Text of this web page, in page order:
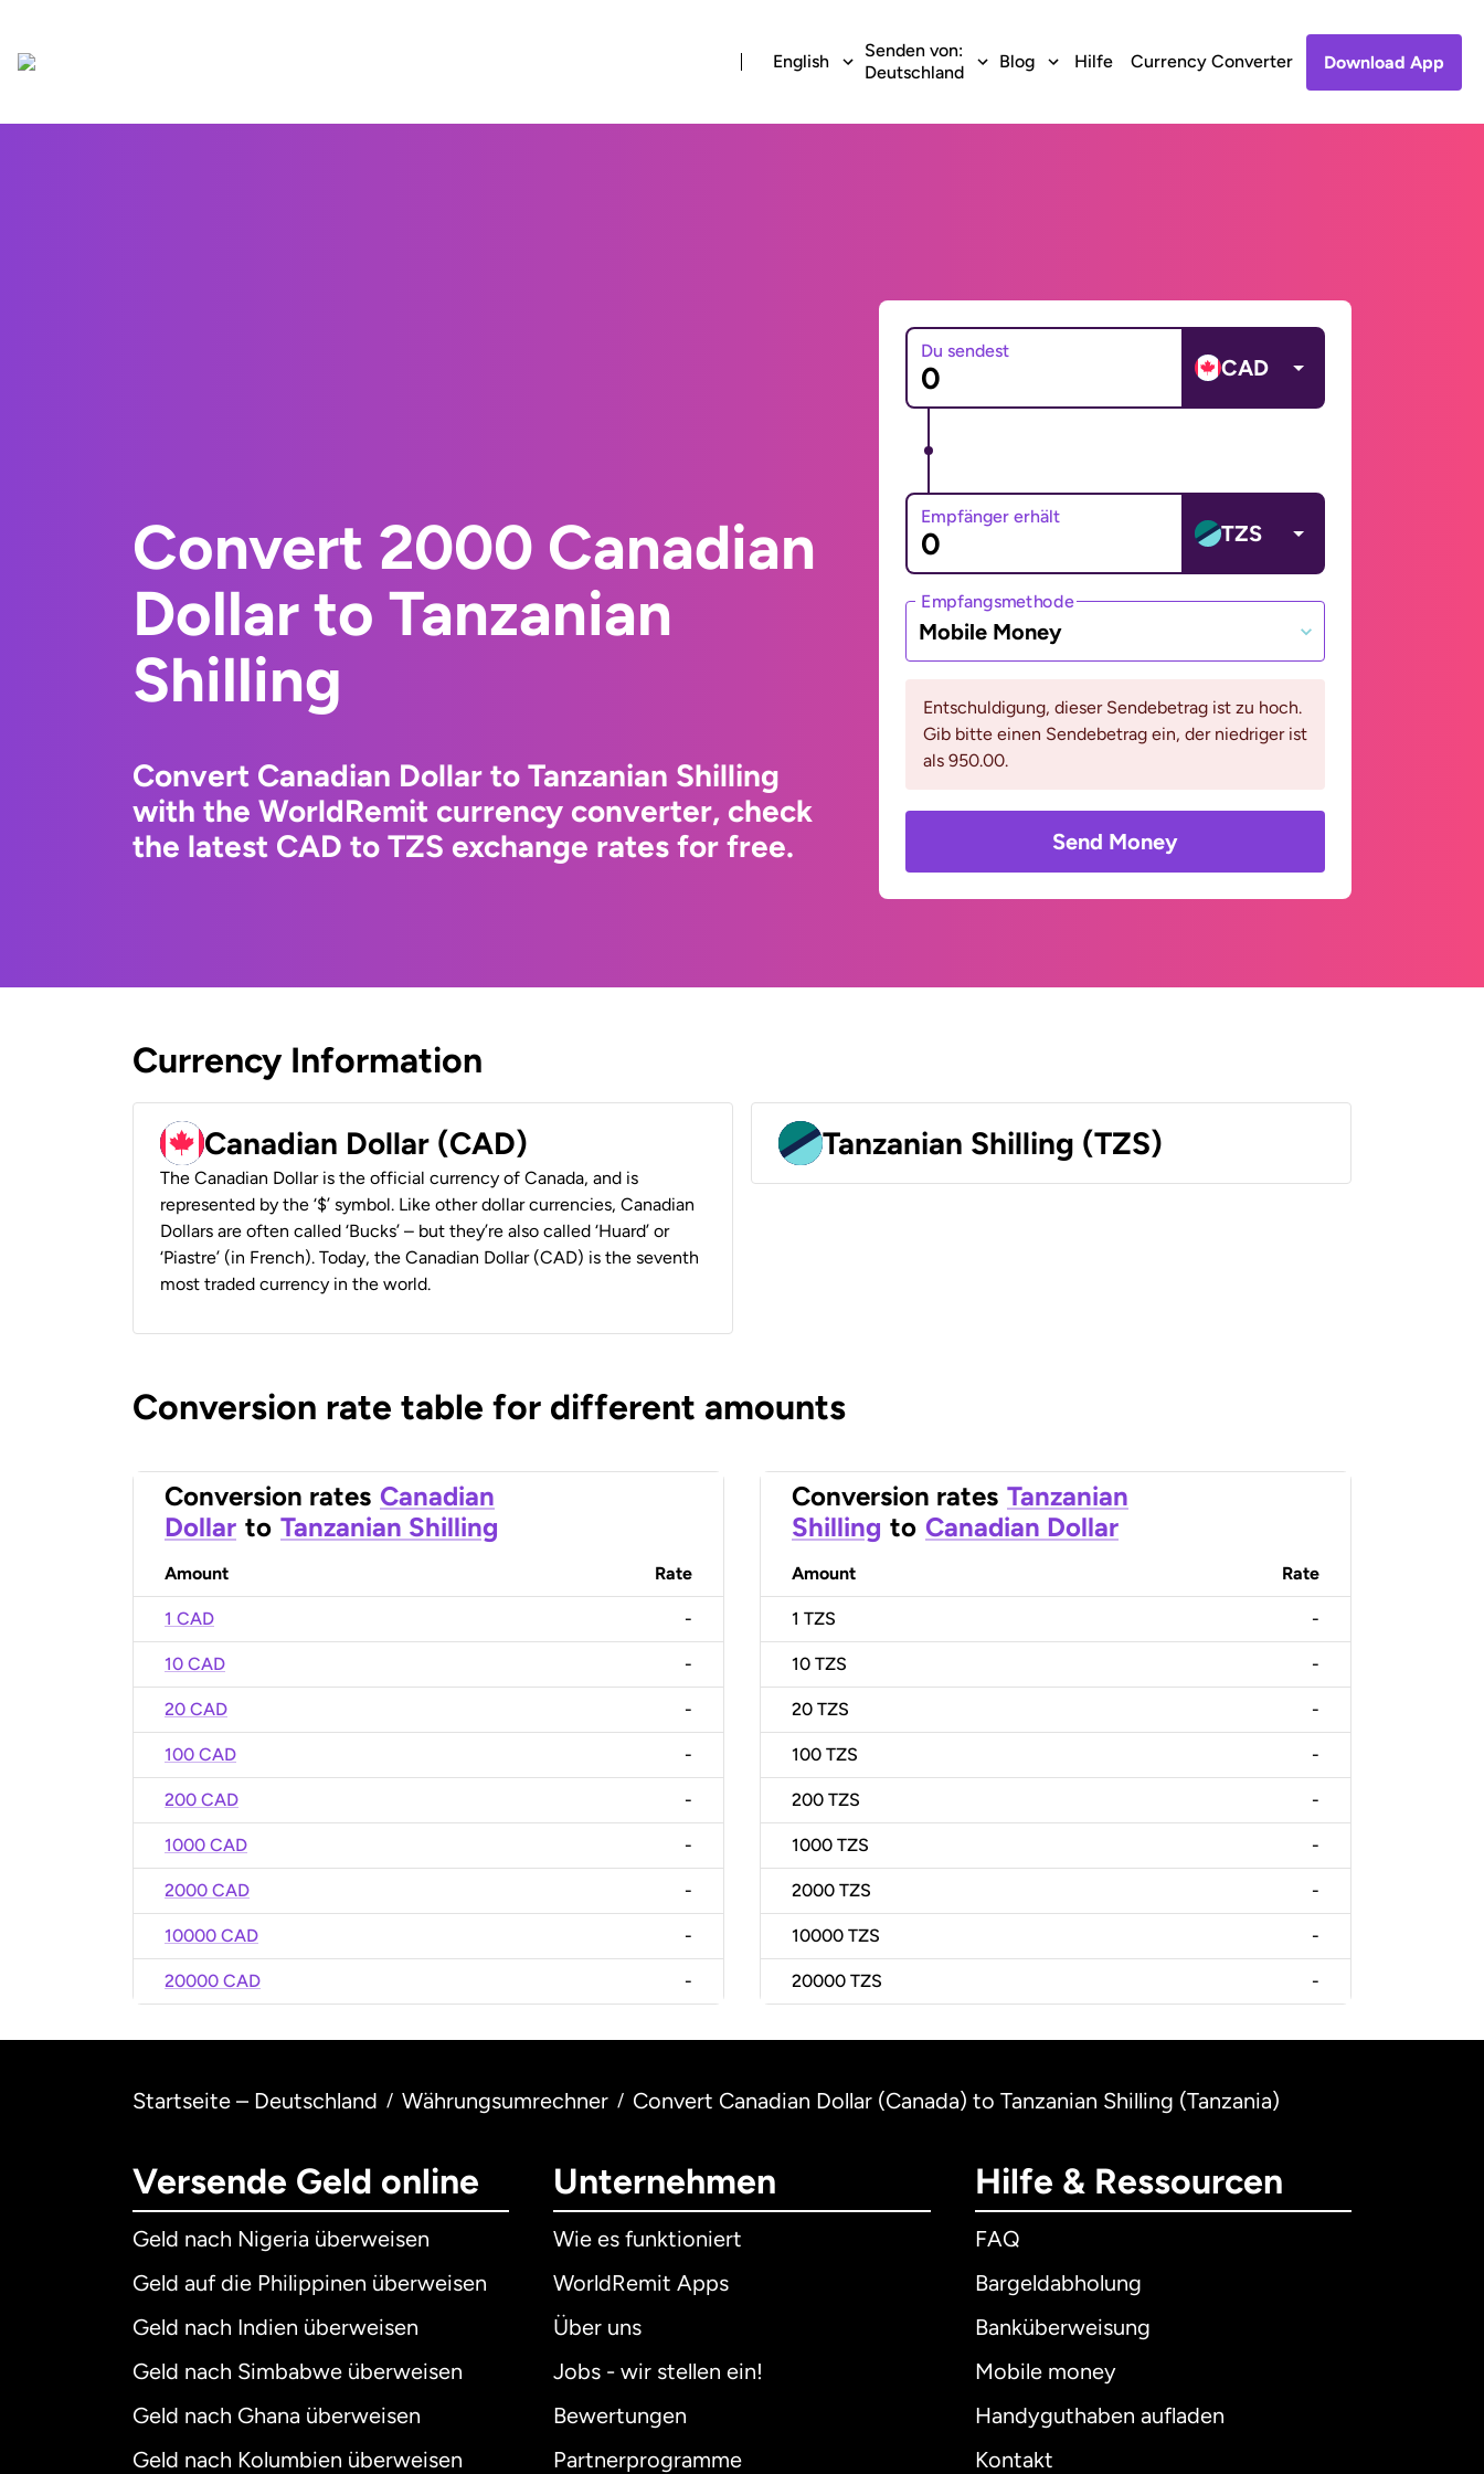
English
Senden von:
Deutschland
Blog Hilfe Currency Converter Download App
Convert 2000 Canadian
Dollar to Tanzanian
Shilling
Convert Canadian Dollar to Tanzanian Shilling
with the WorldRemit currency converter, check
the latest CAD to TZS exchange rates for free.
Du sendest
CAD
Empfänger erhält
TZS
Empfangsmethode
Mobile Money
Entschuldigung, dieser Sendebetrag ist zu hoch.
Gib bitte einen Sendebetrag ein, der niedriger ist
als 950.00.
Send Money
Currency Information
Canadian Dollar (CAD)
The Canadian Dollar is the official currency of Canada, and is
represented by the ‘$’ symbol. Like other dollar currencies, Canadian
Dollars are often called ‘Bucks’ – but they’re also called ‘Huard’ or
‘Piastre’ (in French). Today, the Canadian Dollar (CAD) is the seventh
most traded currency in the world.
Tanzanian Shilling (TZS)
Conversion rate table for different amounts
Conversion rates Canadian
Dollar to Tanzanian Shilling
Amount Rate
1 CAD -
10 CAD -
20 CAD -
100 CAD -
200 CAD -
1000 CAD -
2000 CAD -
10000 CAD -
20000 CAD -
Conversion rates Tanzanian
Shilling to Canadian Dollar
Amount Rate
1 TZS -
10 TZS -
20 TZS -
100 TZS -
200 TZS -
1000 TZS -
2000 TZS -
10000 TZS -
20000 TZS -
Startseite – Deutschland / Währungsumrechner / Convert Canadian Dollar (Canada) to Tanzanian Shilling (Tanzania)
Versende Geld online
Geld nach Nigeria überweisen
Geld auf die Philippinen überweisen
Geld nach Indien überweisen
Geld nach Simbabwe überweisen
Geld nach Ghana überweisen
Geld nach Kolumbien überweisen
Unternehmen
Wie es funktioniert
WorldRemit Apps
Über uns
Jobs - wir stellen ein!
Bewertungen
Partnerprogramme
Hilfe & Ressourcen
FAQ
Bargeldabholung
Banküberweisung
Mobile money
Handyguthaben aufladen
Kontakt